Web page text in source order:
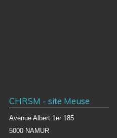
CHRSM - site Meuse
Avenue Albert 1er 185
5000 NAMUR